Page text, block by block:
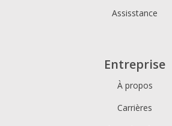
Assisstance
Entreprise
À propos
Carrières